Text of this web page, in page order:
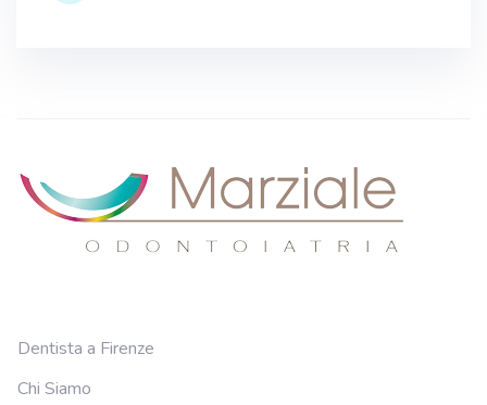
Dentista a Firenze
Chi Siamo